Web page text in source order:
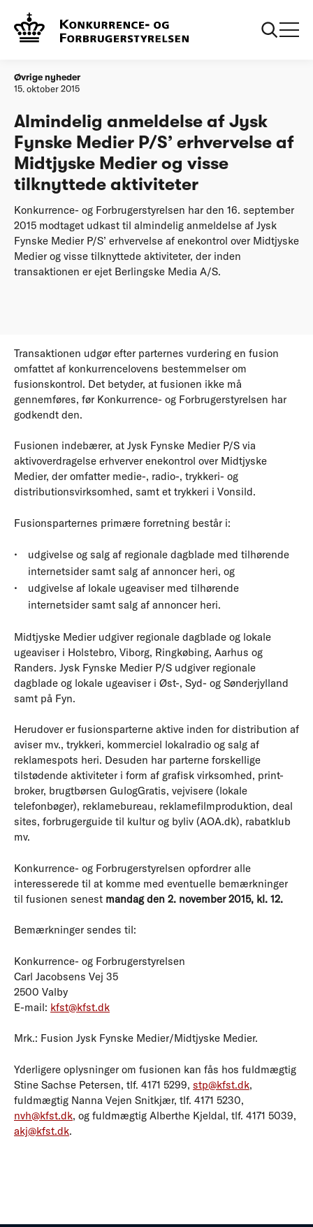
Forside
erhvervelse af Midtjyske Medier og visse tilknyttede
aktiviteter
Øvrige nyheder
15. oktober 2015
Almindelig anmeldelse af Jysk
Fynske Medier P/S’ erhvervelse af
Midtjyske Medier og visse
tilknyttede aktiviteter
Konkurrence- og Forbrugerstyrelsen har den 16. september
2015 modtaget udkast til almindelig anmeldelse af Jysk
Fynske Medier P/S’ erhvervelse af enekontrol over Midtjyske
Medier og visse tilknyttede aktiviteter, der inden
transaktionen er ejet Berlingske Media A/S.
Transaktionen udgør efter parternes vurdering en fusion
omfattet af konkurrencelovens bestemmelser om
fusionskontrol. Det betyder, at fusionen ikke må
gennemføres, før Konkurrence- og Forbrugerstyrelsen har
godkendt den.
Fusionen indebærer, at Jysk Fynske Medier P/S via
aktivoverdragelse erhverver enekontrol over Midtjyske
Medier, der omfatter medie-, radio-, trykkeri- og
distributionsvirksomhed, samt et trykkeri i Vonsild.
Fusionsparternes primære forretning består i:
udgivelse og salg af regionale dagblade med tilhørende
internetsider samt salg af annoncer heri, og
udgivelse af lokale ugeaviser med tilhørende
internetsider samt salg af annoncer heri.
Midtjyske Medier udgiver regionale dagblade og lokale
ugeaviser i Holstebro, Viborg, Ringkøbing, Aarhus og
Randers. Jysk Fynske Medier P/S udgiver regionale
dagblade og lokale ugeaviser i Øst-, Syd- og Sønderjylland
samt på Fyn.
Herudover er fusionsparterne aktive inden for distribution af
aviser mv., trykkeri, kommerciel lokalradio og salg af
reklamespots heri. Desuden har parterne forskellige
tilstødende aktiviteter i form af grafisk virksomhed, print-
broker, brugtbørsen GulogGratis, vejvisere (lokale
telefonbøger), reklamebureau, reklamefilmproduktion, deal
sites, forbrugerguide til kultur og byliv (AOA.dk), rabatklub
mv.
Konkurrence- og Forbrugerstyrelsen opfordrer alle
interesserede til at komme med eventuelle bemærkninger
til fusionen senest mandag den 2. november 2015, kl. 12.
Bemærkninger sendes til:
Konkurrence- og Forbrugerstyrelsen
Carl Jacobsens Vej 35
2500 Valby
E-mail: kfst@kfst.dk
Mrk.: Fusion Jysk Fynske Medier/Midtjyske Medier.
Yderligere oplysninger om fusionen kan fås hos fuldmægtig
Stine Sachse Petersen, tlf. 4171 5299, stp@kfst.dk,
fuldmægtig Nanna Vejen Snitkjær, tlf. 4171 5230,
nvh@kfst.dk, og fuldmægtig Alberthe Kjeldal, tlf. 4171 5039,
akj@kfst.dk.